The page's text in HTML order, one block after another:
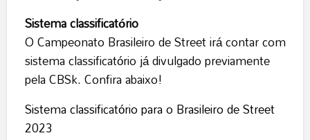
Sistema classificatório
O Campeonato Brasileiro de Street irá contar com
sistema classificatório já divulgado previamente
pela CBSk. Confira abaixo!
Sistema classificatório para o Brasileiro de Street
2023